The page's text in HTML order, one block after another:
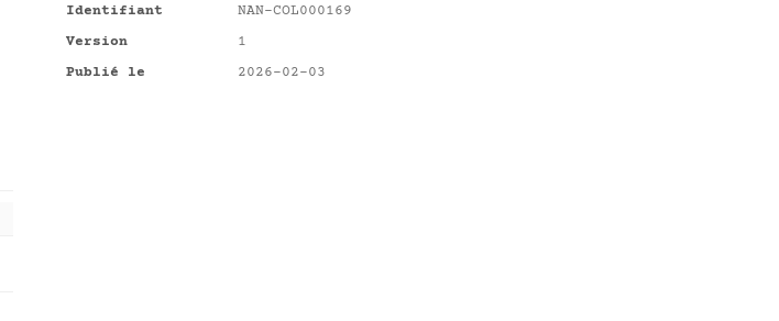
Identifiant
NAN-COL000169
Version
1
Publié le
2026-02-03